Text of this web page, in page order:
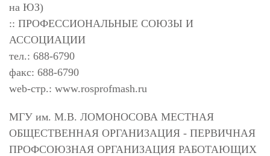
на ЮЗ)
:: ПРОФЕССИОНАЛЬНЫЕ СОЮЗЫ И
АССОЦИАЦИИ
тел.: 688-6790
факс: 688-6790
web-стр.: www.rosprofmash.ru
МГУ им. М.В. ЛОМОНОСОВА МЕСТНАЯ
ОБЩЕСТВЕННАЯ ОРГАНИЗАЦИЯ - ПЕРВИЧНАЯ
ПРОФСОЮЗНАЯ ОРГАНИЗАЦИЯ РАБОТАЮЩИХ